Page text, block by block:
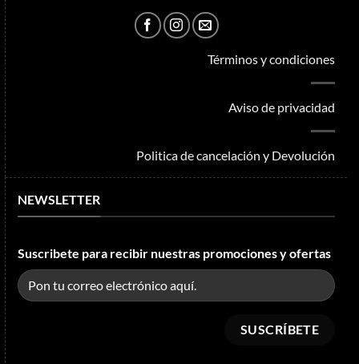
Términos y condiciones
Aviso de privacidad
Politica de cancelación y Devolución
NEWSLETTER
Suscribete para recibir nuestras promociones y ofertas